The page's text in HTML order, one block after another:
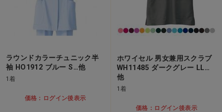
ラウンドカラーチュニック半
袖 HO1912 ブルー S…他
1着
価格：ログイン後表示
ホワイセル 男女兼用スクラブ
WH11485 ダークグレー LL…
他
1着
価格：ログイン後表示